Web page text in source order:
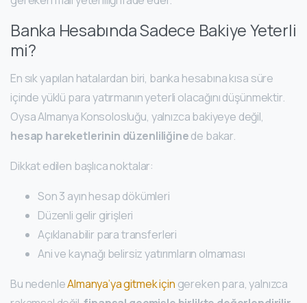
Banka Hesabında Sadece Bakiye Yeterli
mi?
En sık yapılan hatalardan biri, banka hesabına kısa süre
içinde yüklü para yatırmanın yeterli olacağını düşünmektir.
Oysa Almanya Konsolosluğu, yalnızca bakiyeye değil,
hesap hareketlerinin düzenliliğinede bakar.
Dikkat edilen başlıca noktalar:
Son 3 ayın hesap dökümleri
Düzenli gelir girişleri
Açıklanabilir para transferleri
Ani ve kaynağı belirsiz yatırımların olmaması
Bu nedenleAlmanya’ya gitmek için gereken para, yalnızca